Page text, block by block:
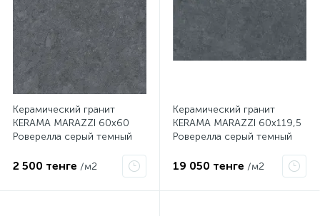
Керамический гранит
KERAMA MARAZZI 60х60
Роверелла серый темный
2 500 тенге /м2
Керамический гранит
KERAMA MARAZZI 60х119,5
Роверелла серый темный
19 050 тенге /м2